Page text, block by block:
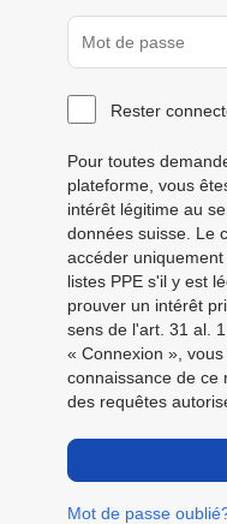
Mot de passe
Rester
Pour toutes
plateforme, vous
intérêt légitime au
données suisse. Le
accéder
listes PPE s'il y est
prouver un intérêt
sens de l'art. 31 al.
« Connexion »,
connaissance de ce
des requêtes
Mot de passe